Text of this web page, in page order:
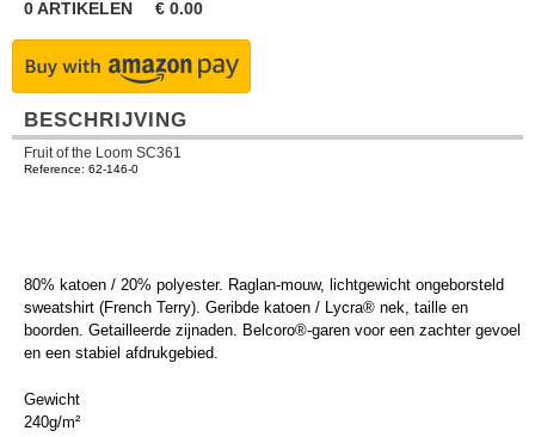
0ARTIKELEN € 0.00
BESCHRIJVING
Fruit of the Loom SC361
Reference: 62-146-0
80% katoen / 20% polyester. Raglan-mouw, lichtgewicht ongeborsteld
sweatshirt (French Terry). Geribde katoen / Lycra® nek, taille en
boorden. Getailleerde zijnaden. Belcoro®-garen voor een zachter gevoel
en een stabiel afdrukgebied.
Gewicht
240g/m²